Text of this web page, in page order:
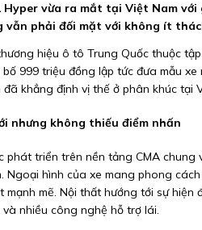
Hyper vừa ra mắt tại Việt Nam
vẫn phải đối mặt với không ít
hiệu ô tô Trung Quốc thuộc
999 triệu đồng lập tức đưa mẫu
khẳng định vị thế ở phân khúc tại
nhưng không thiếu điểm nhấn
phát triển trên nền tảng CMA chung
Ngoại hình của xe mang phong
mạnh mẽ. Nội thất hướng tới sự
nhiều công nghệ hỗ trợ lái.